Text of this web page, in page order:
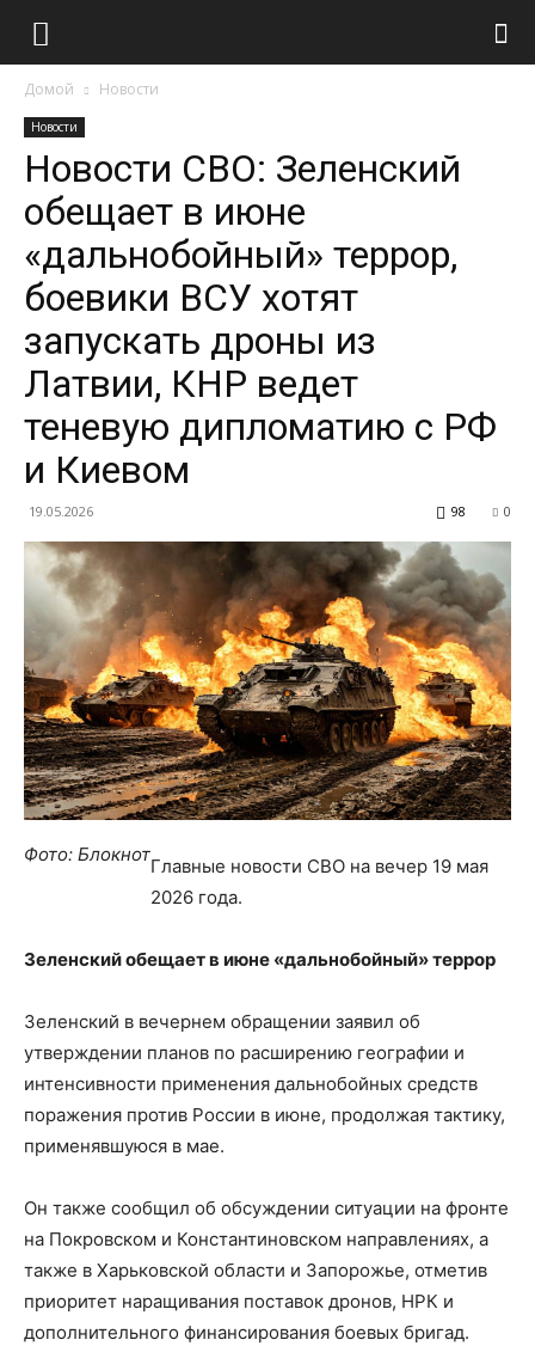
Домой Новости
Новости
Новости СВО: Зеленский
обещает в июне
«дальнобойный» террор,
боевики ВСУ хотят
запускать дроны из
Латвии, КНР ведет
теневую дипломатию с РФ
и Киевом
19.05.2026 0
98
Фото: Блокнот
Главные новости СВО на вечер 19 мая
2026 года.
Зеленский обещает в июне «дальнобойный» террор
Зеленский в вечернем обращении заявил об
утверждении планов по расширению географии и
интенсивности применения дальнобойных средств
поражения против России в июне, продолжая тактику,
применявшуюся в мае.
Он также сообщил об обсуждении ситуации на фронте
на Покровском и Константиновском направлениях, а
также в Харьковской области и Запорожье, отметив
приоритет наращивания поставок дронов, НРК и
дополнительного финансирования боевых бригад.